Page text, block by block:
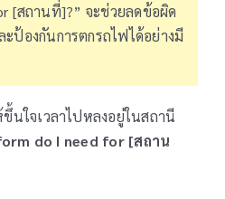
[สถานที่]?” จะช่วยลดข้อผิด
ป้องกันการตกรถไฟได้อย่างมี
นใจเวลาไปหลงอยู่ในสถานี
do I need for [สถาน